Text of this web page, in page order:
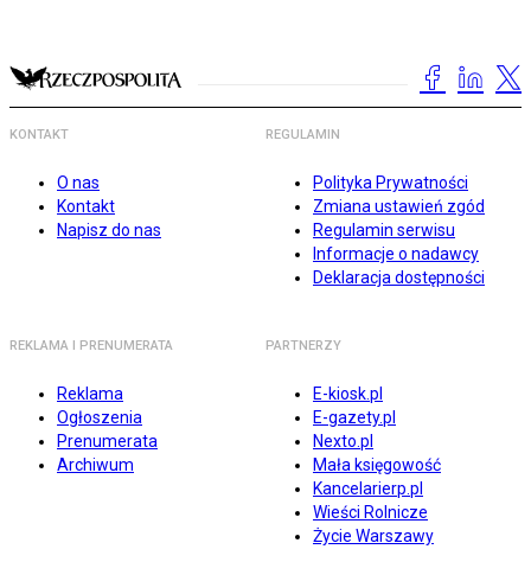
KONTAKT
O nas
Kontakt
Napisz do nas
REGULAMIN
Polityka Prywatności
Zmiana ustawień zgód
Regulamin serwisu
Informacje o nadawcy
Deklaracja dostępności
REKLAMA I PRENUMERATA
Reklama
Ogłoszenia
Prenumerata
Archiwum
PARTNERZY
E-kiosk.pl
E-gazety.pl
Nexto.pl
Mała księgowość
Kancelarierp.pl
Wieści Rolnicze
Życie Warszawy